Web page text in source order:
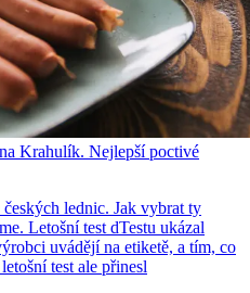
Krahulík. Nejlepší poctivé
lednic. Jak vybrat ty
Letošní test dTestu ukázal
uvádějí na etiketě, a tím, co
test ale přinesl